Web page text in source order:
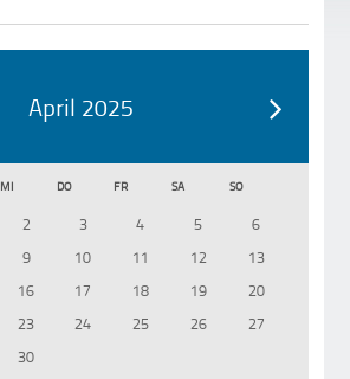
April 2025
MI DO FR SA SO
2 3 4 5
6
9 10 11 12
13
16 17 18 19
20
23 24 25 26
27
30